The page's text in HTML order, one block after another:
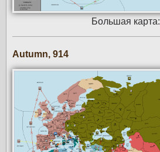
Большая карта:
Autumn, 914